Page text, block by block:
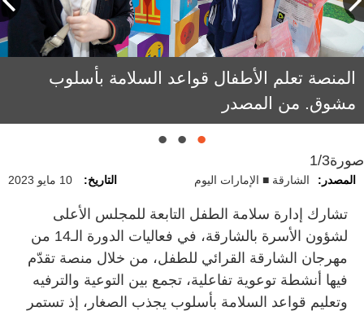
المنصة تعلم الأطفال قواعد السلامة بأسلوب
مشوق. من المصدر
هنادي اليافعي: «مشاركتنا في المهرجان توصلنا
إلى شريحة أوسع من الجمهور».
صورة1/3
المصدر: الشارقة ■ الإمارات اليوم التاريخ: 10 مايو 2023
تشارك إدارة سلامة الطفل التابعة للمجلس الأعلى
لشؤون الأسرة بالشارقة، في فعاليات الدورة الـ14 من
مهرجان الشارقة القرائي للطفل، من خلال منصة تقدّم
فيها أنشطة توعوية تفاعلية، تجمع بين التوعية والترفيه
وتعليم قواعد السلامة بأسلوب يجذب الصغار، إذ تستمر